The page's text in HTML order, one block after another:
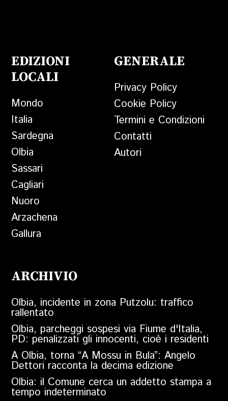
EDIZIONI
LOCALI
Mondo
Italia
Sardegna
Olbia
Sassari
Cagliari
Nuoro
Arzachena
Gallura
GENERALE
Privacy Policy
Cookie Policy
Termini e Condizioni
Contatti
Autori
ARCHIVIO
Olbia, incidente in zona Putzolu: traffico
rallentato
Olbia, parcheggi sospesi via Fiume d'Italia,
PD: penalizzati gli innocenti, cioè i residenti
A Olbia, torna “A Mossu in Bula”: Angelo
Dettori racconta la decima edizione
Olbia: il Comune cerca un addetto stampa a
tempo indeterminato